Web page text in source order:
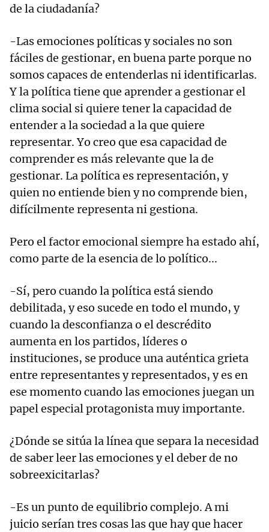
de la ciudadanía?
-Las emociones políticas y sociales no son
fáciles de gestionar, en buena parte porque no
somos capaces de entenderlas ni identificarlas.
Y la política tiene que aprender a gestionar el
clima social si quiere tener la capacidad de
entender a la sociedad a la que quiere
representar. Yo creo que esa capacidad de
comprender es más relevante que la de
gestionar. La política es representación, y
quien no entiende bien y no comprende bien,
difícilmente representa ni gestiona.
Pero el factor emocional siempre ha estado ahí,
como parte de la esencia de lo político...
-Sí, pero cuando la política está siendo
debilitada, y eso sucede en todo el mundo, y
cuando la desconfianza o el descrédito
aumenta en los partidos, líderes o
instituciones, se produce una auténtica grieta
entre representantes y representados, y es en
ese momento cuando las emociones juegan un
papel especial protagonista muy importante.
¿Dónde se sitúa la línea que separa la necesidad
de saber leer las emociones y el deber de no
sobreexicitarlas?
-Es un punto de equilibrio complejo. A mi
juicio serían tres cosas las que hay que hacer